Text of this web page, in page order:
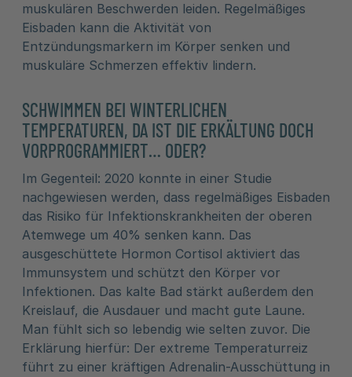
muskulären Beschwerden leiden. Regelmäßiges
Eisbaden kann die Aktivität von
Entzündungsmarkern im Körper senken und
muskuläre Schmerzen effektiv lindern.
SCHWIMMEN BEI WINTERLICHEN
TEMPERATUREN, DA IST DIE ERKÄLTUNG DOCH
VORPROGRAMMIERT… ODER?
Im Gegenteil: 2020 konnte in einer Studie
nachgewiesen werden, dass regelmäßiges Eisbaden
das Risiko für Infektionskrankheiten der oberen
Atemwege um 40% senken kann. Das
ausgeschüttete Hormon Cortisol aktiviert das
Immunsystem und schützt den Körper vor
Infektionen. Das kalte Bad stärkt außerdem den
Kreislauf, die Ausdauer und macht gute Laune.
Man fühlt sich so lebendig wie selten zuvor. Die
Erklärung hierfür: Der extreme Temperaturreiz
führt zu einer kräftigen Adrenalin-Ausschüttung in